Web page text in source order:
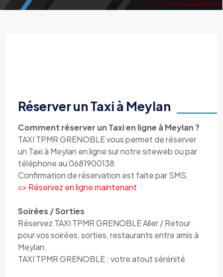
Réserver un Taxi à Meylan
Comment réserver un Taxi en ligne à Meylan ?
TAXI TPMR GRENOBLE vous permet de réserver
un Taxi à Meylan en ligne sur notre siteweb ou par
téléphone au 0681900138
Confirmation de réservation est faite par SMS.
=> Réservez en ligne maintenant
Soirées / Sorties
Réservez TAXI TPMR GRENOBLE Aller / Retour
pour vos soirées, sorties, restaurants entre amis à
Meylan.
TAXI TPMR GRENOBLE : votre atout sérénité